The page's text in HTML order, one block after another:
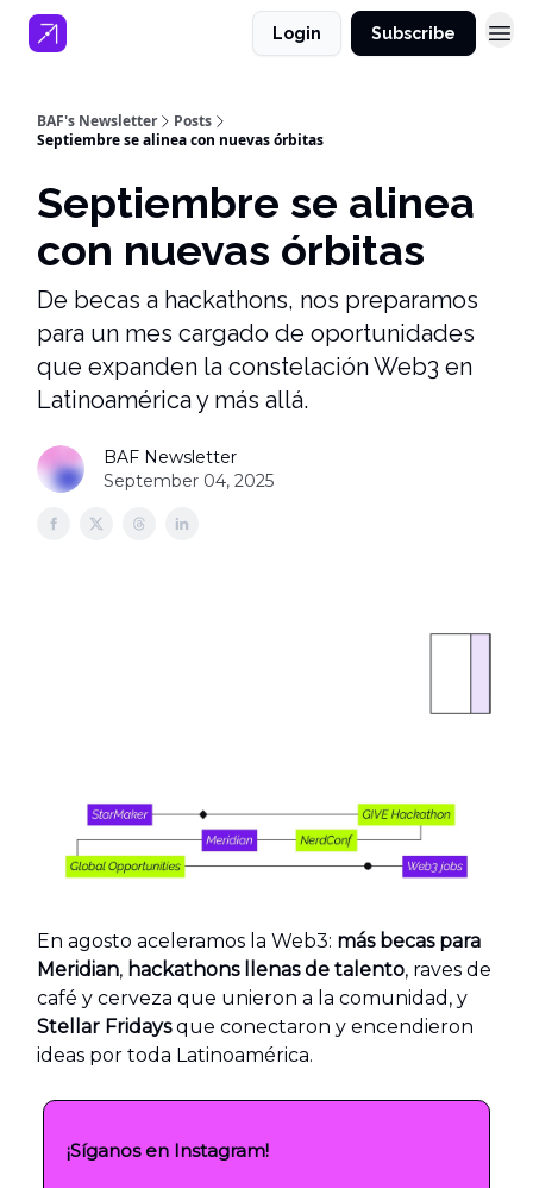
Login Subscribe
BAF's Newsletter
Posts
Septiembre se alinea con nuevas órbitas
Septiembre se alinea
con nuevas órbitas
De becas a hackathons, nos preparamos
para un mes cargado de oportunidades
que expanden la constelación Web3 en
Latinoamérica y más allá.
BAF Newsletter
September 04, 2025
En agosto aceleramos la Web3: más becas para
Meridian, hackathons llenas de talento, raves de
café y cerveza que unieron a la comunidad, y
Stellar Fridaysque conectaron y encendieron
ideas por toda Latinoamérica.
¡Síganos en Instagram!